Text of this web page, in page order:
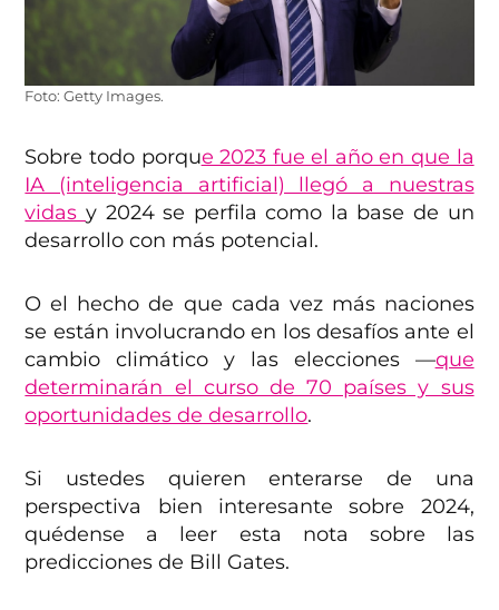
Foto: Getty Images.
Sobre todo porque 2023 fue el año en que la
IA (inteligencia artificial) llegó a nuestras
vidas y 2024 se perfila como la base de un
desarrollo con más potencial.
O el hecho de que cada vez más naciones
se están involucrando en los desafíos ante el
cambio climático y las elecciones —que
determinarán el curso de 70 países y sus
oportunidades de desarrollo.
Si ustedes quieren enterarse de una
perspectiva bien interesante sobre 2024,
quédense a leer esta nota sobre las
predicciones de Bill Gates.